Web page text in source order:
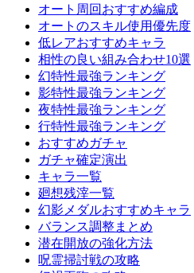
オート周回おすすめ編成
オートのスキル使用優先度
低レアおすすめキャラ
相性の良い組み合わせ10選
幻特性最強ランキング
影特性最強ランキング
夜特性最強ランキング
行特性最強ランキング
おすすめガチャ
ガチャ確定演出
キャラ一覧
廻想残滓一覧
幻影メダルおすすめキャラ
バランス調整まとめ
潜在開放の強化方法
呪霊掃討戦の攻略